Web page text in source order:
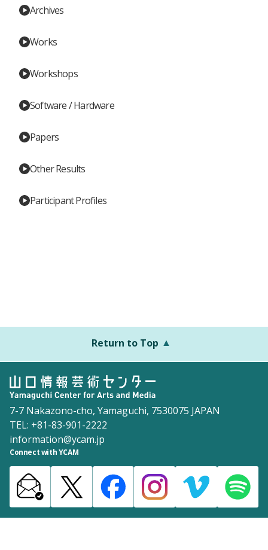
Archives
Works
Workshops
Software / Hardware
Papers
Other Results
Participant Profiles
Return to Top
7-7 Nakazono-cho, Yamaguchi, 7530075 JAPAN
TEL: +81-83-901-2222
information@ycam.jp
Connect with YCAM